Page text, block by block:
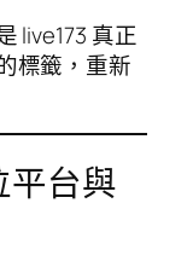
live173 真正
標籤，重新
平台與